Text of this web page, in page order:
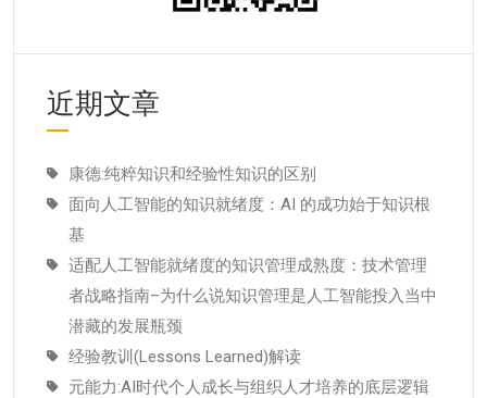
近期文章
康德:纯粹知识和经验性知识的区别
面向人工智能的知识就绪度：AI 的成功始于知识根
基
适配人工智能就绪度的知识管理成熟度：技术管理
者战略指南–为什么说知识管理是人工智能投入当中
潜藏的发展瓶颈
经验教训(Lessons Learned)解读
元能力:AI时代个人成长与组织人才培养的底层逻辑